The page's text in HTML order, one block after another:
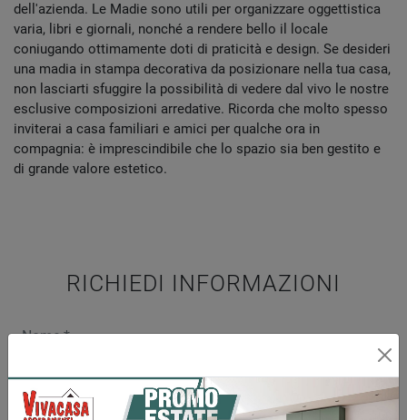
dell'azienda. Le Madie sono utili per organizzare oggettistica
varia, libri e giornali, nonché a rendere bello il locale
coniugando ottimamente doti di praticità e design. Se desideri
una madia in stampa decorativa da posizionare nella tua casa,
non lasciarti sfuggire la possibilità di vedere dal vivo le nostre
esclusive composizioni arredative. Ricorda che molto spesso
inviterai a casa familiari e amici per qualche ora in
compagnia: è imprescindibile che lo spazio sia ben gestito e
di grande valore estetico.
RICHIEDI INFORMAZIONI